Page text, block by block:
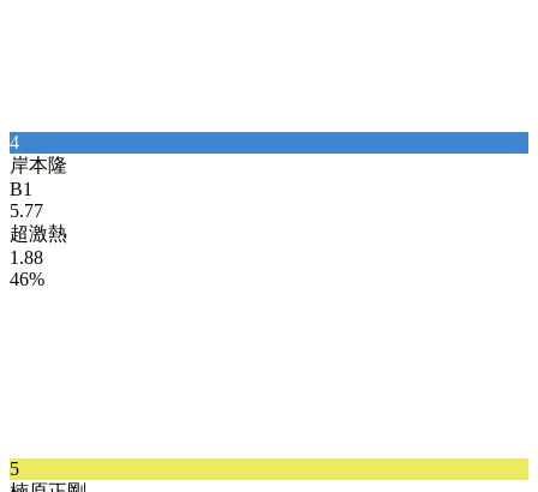
4
岸本隆
B1
5.77
超激熱
1.88
46%
5